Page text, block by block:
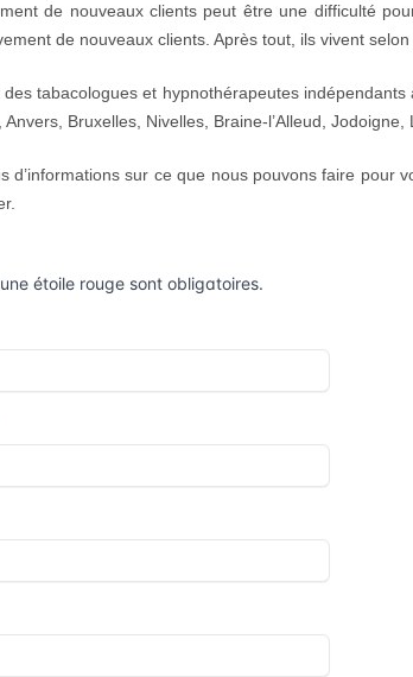
de nouveaux clients peut être une difficulté
de nouveaux clients. Après tout, ils vivent
tabacologues et hypnothérapeutes
Bruxelles, Nivelles, Braine-l’Alleud,
d’informations sur ce que nous pouvons faire pour